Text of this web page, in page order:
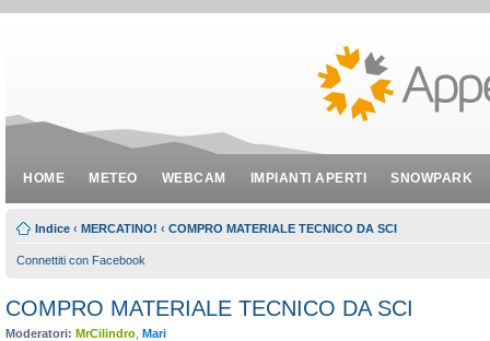
HOME METEO WEBCAM IMPIANTI APERTI SNOWPARK
Indice ‹ MERCATINO! ‹ COMPRO MATERIALE TECNICO DA SCI
Connettiti con Facebook
COMPRO MATERIALE TECNICO DA SCI
Moderatori: MrCilindro Mari